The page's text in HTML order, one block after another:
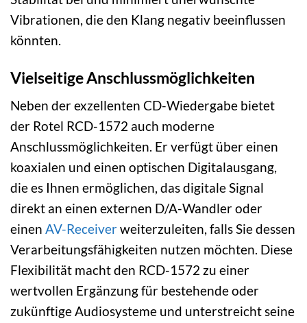
Vibrationen, die den Klang negativ beeinflussen
könnten.
Vielseitige Anschlussmöglichkeiten
Neben der exzellenten CD-Wiedergabe bietet
der Rotel RCD-1572 auch moderne
Anschlussmöglichkeiten. Er verfügt über einen
koaxialen und einen optischen Digitalausgang,
die es Ihnen ermöglichen, das digitale Signal
direkt an einen externen D/A-Wandler oder
einen AV-Receiverweiterzuleiten, falls Sie dessen
Verarbeitungsfähigkeiten nutzen möchten. Diese
Flexibilität macht den RCD-1572 zu einer
wertvollen Ergänzung für bestehende oder
zukünftige Audiosysteme und unterstreicht seine